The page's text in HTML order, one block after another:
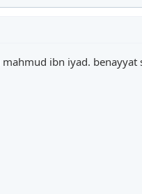
mahmud ibn iyad.